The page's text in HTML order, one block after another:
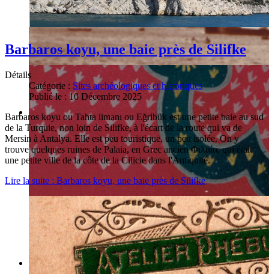
Barbaros koyu, une baie près de Silifke
Détails
Catégorie : Sites archéologiques et historiques
Publié le : 10 Décembre 2025
Barbaros koyu ou Tahta limanı ou Eğribük est une petite baie au sud
de la Turquie, non loin de Silifke, à l'écart de la route qui va de
Mersin à Antalya. Elle est peu touristique, un peu isolée. On y
trouve quelques ruines de Palaia, en Grec ancien Φιλαία, qui était
une petite ville de la côte de la Cilicie dans l'Antiquité.
Lire la suite : Barbaros koyu, une baie près de Silifke